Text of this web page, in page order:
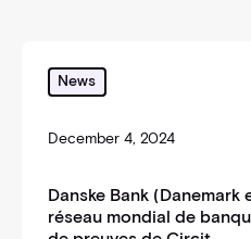
News
December 4, 2024
Danske Bank
réseau mondial de